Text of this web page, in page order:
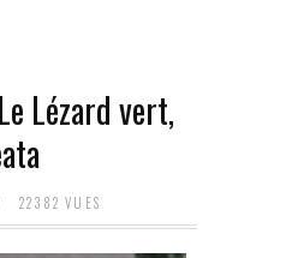
Lézard vert,
22382 VUES